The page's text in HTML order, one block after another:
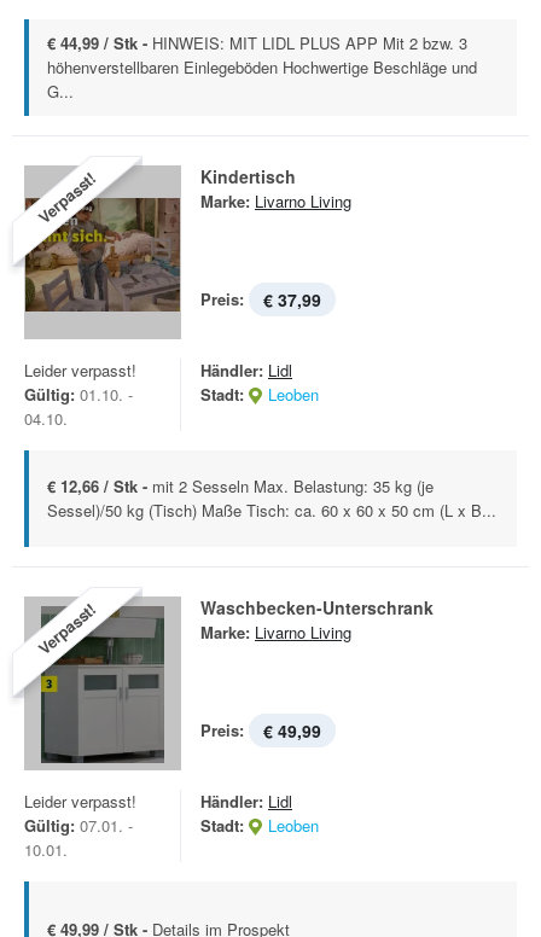
€ 44,99 / Stk - HINWEIS: MIT LIDL PLUS APP Mit 2 bzw. 3
höhenverstellbaren Einlegeböden Hochwertige Beschläge und
G...
Verpasst! Kindertisch
Marke: Livarno Living
Preis: € 37,99
Leider verpasst!
Gültig: 01.10. -
04.10.
Händler: Lidl
Stadt:
Leoben
€ 12,66 / Stk - mit 2 Sesseln Max. Belastung: 35 kg (je
Sessel)/50 kg (Tisch) Maße Tisch: ca. 60 x 60 x 50 cm (L x B...
Verpasst! Waschbecken-Unterschrank
Marke: Livarno Living
Preis: € 49,99
Leider verpasst!
Gültig: 07.01. -
10.01.
Händler: Lidl
Stadt:
Leoben
€ 49,99 / Stk - Details im Prospekt